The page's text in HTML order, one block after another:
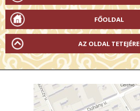
FŐOLDAL
AZ OLDAL TETEJÉRE